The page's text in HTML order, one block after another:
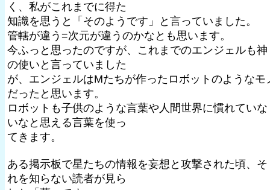
く、私がこれまでに得た
知識を思うと「そのようです」と言っていました。
管轄が違う=次元が違うのかなとも思います。
今ふっと思ったのですが、これまでのエンジェルも神
の使いと言っていました
が、エンジェルはMたちが作ったロボットのようなモ
だったと思います。
ロボットも子供のような言葉や人間世界に慣れていな
いなと思える言葉を使っ
てきます。
ある掲示板で星たちの情報を妄想と攻撃された頃、そ
れを知らない読者が見ら